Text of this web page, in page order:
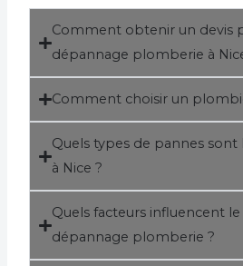
Comment obtenir un devis
dépannage plomberie à
Comment choisir un
Quels types de pannes sont
à Nice ?
Quels facteurs influencent le
dépannage plomberie ?